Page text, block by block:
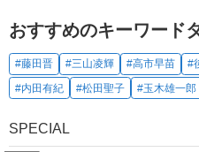
おすすめのキーワード
#藤田晋 #三山凌輝 #高市早苗 #
#内田有紀
#松田聖子 #玉木雄一郎
SPECIAL